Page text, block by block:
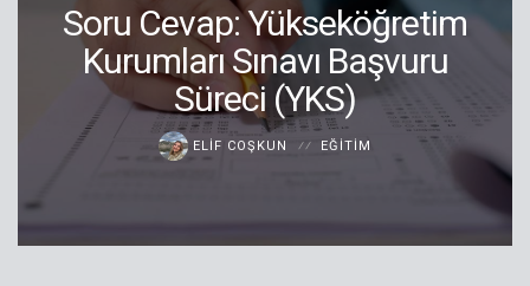
Soru Cevap: Yükseköğretim
Kurumları Sınavı Başvuru
Süreci (YKS)
ELIF COŞKUN EĞITIM